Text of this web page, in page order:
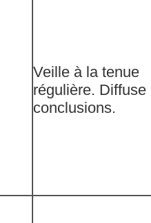
Veille à la tenue
régulière. Diffuse
conclusions.